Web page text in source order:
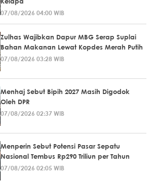
07/08/2026 04:00 WIB
Zulhas Wajibkan Dapur MBG Serap Suplai
Bahan Makanan Lewat Kopdes Merah Putih
07/08/2026 03:28 WIB
Menhaj Sebut Bipih 2027 Masih Digodok
Oleh DPR
07/08/2026 02:37 WIB
Menperin Sebut Potensi Pasar Sepatu
Nasional Tembus Rp290 Triliun per Tahun
07/08/2026 02:05 WIB